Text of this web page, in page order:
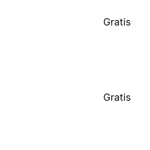
Gratis
Gratis